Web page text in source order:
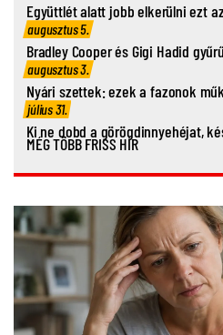
Együttlét alatt jobb elkerülni ezt
augusztus 5.
Bradley Cooper és Gigi Hadid
augusztus 3.
Nyári szettek: ezek a fazonok
július 31.
Ki ne dobd a görögdinnyehéjat,
MÉG TÖBB FRISS HÍR